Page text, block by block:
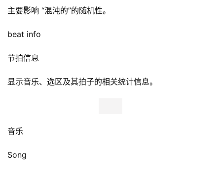
主要影响 “混沌的”的随机性。
beat info
节拍信息
显示音乐、选区及其拍子的相关统计信息。
音乐
Song